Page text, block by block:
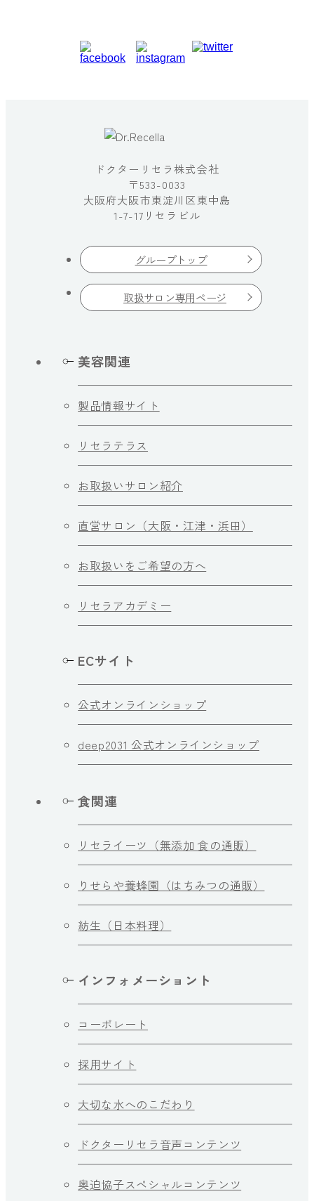
ドクターリセラ株式会社
〒533-0033
大阪府大阪市東淀川区東中島
1-7-17リセラビル
グループトップ
取扱サロン専用ページ
美容関連
製品情報サイト
リセラテラス
お取扱いサロン紹介
直営サロン（大阪・江津・浜田）
お取扱いをご希望の方へ
リセラアカデミー
ECサイト
公式オンラインショップ
deep2031 公式オンラインショップ
食関連
リセライーツ（無添加 食の通販）
りせらや養蜂園（はちみつの通販）
紡生（日本料理）
インフォメーショント
コーポレート
採用サイト
大切な水へのこだわり
ドクターリセラ音声コンテンツ
奥迫協子スペシャルコンテンツ